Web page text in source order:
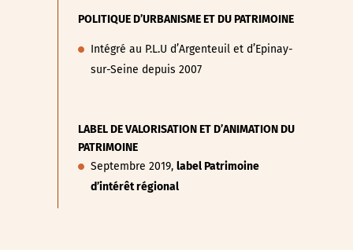
POLITIQUE D’URBANISME ET DU PATRIMOINE
Intégré au P.L.U d’Argenteuil et d’Epinay-
sur-Seine depuis 2007
LABEL DE VALORISATION ET D’ANIMATION DU
PATRIMOINE
Septembre 2019,label Patrimoine
d’intérêt régional